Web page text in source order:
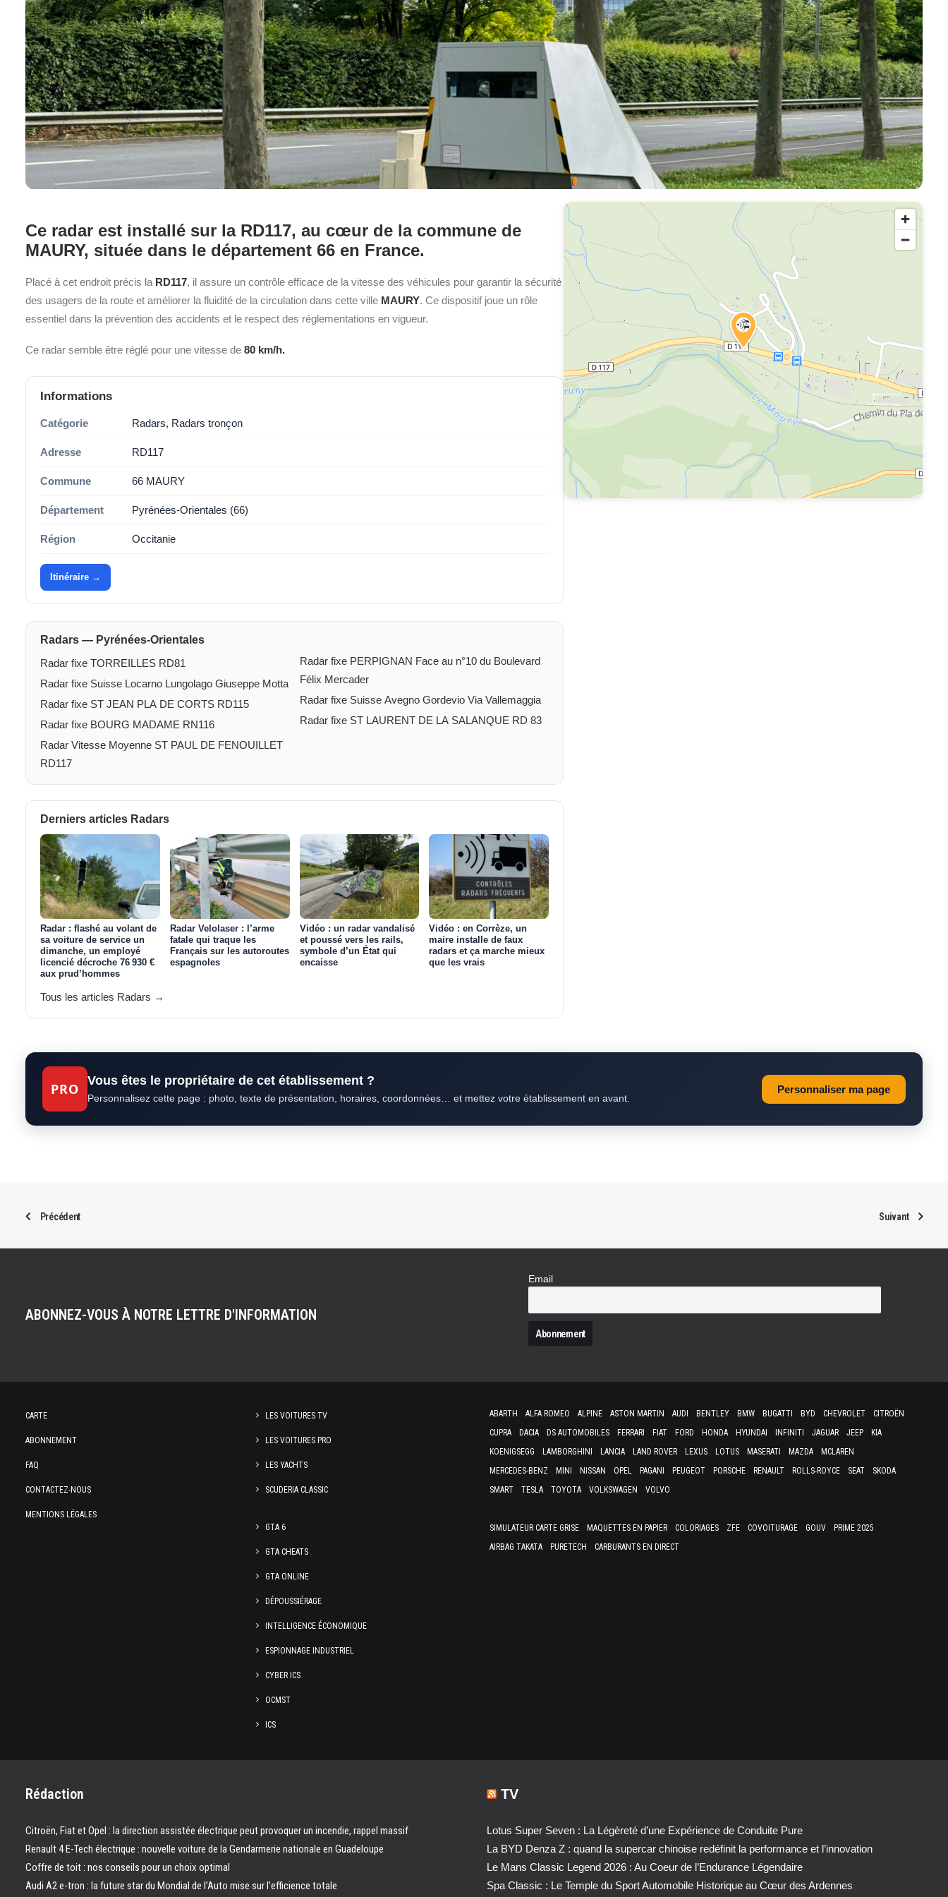
Ce radar est installé sur la RD117, au cœur de la commune de
MAURY, située dans le département 66 en France.
Placé à cet endroit précis la RD117, il assure un contrôle efficace de la vitesse des véhicules pour garantir la sécurité
des usagers de la route et améliorer la fluidité de la circulation dans cette ville MAURY. Ce dispositif joue un rôle
essentiel dans la prévention des accidents et le respect des réglementations en vigueur.
Ce radar semble être réglé pour une vitesse de 80 km/h.
Informations
Catégorie Radars, Radars tronçon
Adresse RD117
Commune 66 MAURY
Département Pyrénées-Orientales (66)
Région Occitanie
Itinéraire →
Radars — Pyrénées-Orientales
Radar fixe TORREILLES RD81
Radar fixe Suisse Locarno Lungolago Giuseppe Motta
Radar fixe ST JEAN PLA DE CORTS RD115
Radar fixe BOURG MADAME RN116
Radar Vitesse Moyenne ST PAUL DE FENOUILLET
RD117
Radar fixe PERPIGNAN Face au n°10 du Boulevard
Félix Mercader
Radar fixe Suisse Avegno Gordevio Via Vallemaggia
Radar fixe ST LAURENT DE LA SALANQUE RD 83
Derniers articles Radars
Radar : flashé au volant de
sa voiture de service un
dimanche, un employé
licencié décroche 76 930 €
aux prud’hommes
Radar Velolaser : l’arme
fatale qui traque les
Français sur les autoroutes
espagnoles
Vidéo : un radar vandalisé
et poussé vers les rails,
symbole d’un État qui
encaisse
Vidéo : en Corrèze, un
maire installe de faux
radars et ça marche mieux
que les vrais
Tous les articles Radars →
PRO
Vous êtes le propriétaire de cet établissement ?
Personnalisez cette page : photo, texte de présentation, horaires, coordonnées… et mettez votre établissement en avant.
Personnaliser ma page
Précédent Suivant
ABONNEZ-VOUS À NOTRE LETTRE D'INFORMATION
Email
CARTE
ABONNEMENT
FAQ
CONTACTEZ-NOUS
MENTIONS LÉGALES
LES VOITURES TV
LES VOITURES PRO
LES YACHTS
SCUDERIA CLASSIC
GTA 6
GTA CHEATS
GTA ONLINE
DÉPOUSSIÉRAGE
INTELLIGENCE ÉCONOMIQUE
ESPIONNAGE INDUSTRIEL
CYBER ICS
OCMST
ICS
ABARTH ALFA ROMEO ALPINE ASTON MARTIN AUDI BENTLEY BMW BUGATTI BYD CHEVROLET
CITROËN
CUPRA
DACIA DS AUTOMOBILES FERRARI FIAT FORD HONDA HYUNDAI INFINITI JAGUAR JEEP
KIA
KOENIGSEGG
LAMBORGHINI LANCIA LAND ROVER LEXUS LOTUS MASERATI MAZDA
MCLAREN
MERCEDES-BENZ
MINI NISSAN OPEL PAGANI PEUGEOT PORSCHE RENAULT ROLLS-ROYCE SEAT
SKODA
SMART
TESLA TOYOTA VOLKSWAGEN VOLVO
SIMULATEUR CARTE GRISE MAQUETTES EN PAPIER COLORIAGES ZFE COVOITURAGE GOUV
PRIME 2025
AIRBAG TAKATA
PURETECH CARBURANTS EN DIRECT
Rédaction
Citroën, Fiat et Opel : la direction assistée électrique peut provoquer un incendie, rappel massif
Renault 4 E-Tech électrique : nouvelle voiture de la Gendarmerie nationale en Guadeloupe
Coffre de toit : nos conseils pour un choix optimal
Audi A2 e-tron : la future star du Mondial de l’Auto mise sur l’efficience totale
TV
Lotus Super Seven : La Légèreté d’une Expérience de Conduite Pure
La BYD Denza Z : quand la supercar chinoise redéfinit la performance et l’innovation
Le Mans Classic Legend 2026 : Au Coeur de l’Endurance Légendaire
Spa Classic : Le Temple du Sport Automobile Historique au Cœur des Ardennes